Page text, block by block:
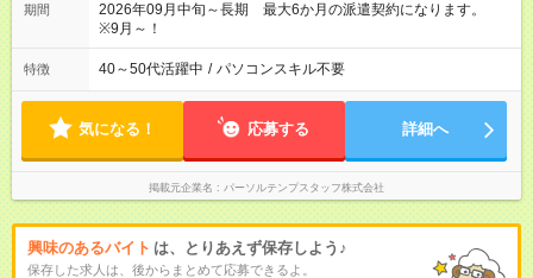
期間
2026年09月中旬～長期 最大6か月の派遣契約になります。
※9月～！
特徴 40～50代活躍中 / パソコンスキル不要
気になる！ 応募する 詳細へ
掲載元企業名 パーソルテンプスタッフ株式会社
興味のあるバイト は、とりあえず保存しよう♪
保存した求人は、後からまとめて応募できるよ。